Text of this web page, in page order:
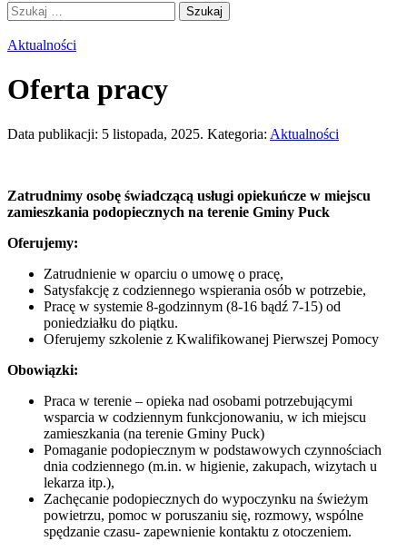
Szukaj:
Aktualności
Oferta pracy
Data publikacji: 5 listopada, 2025. Kategoria: Aktualności
Zatrudnimy osobę świadczącą usługi opiekuńcze w miejscu
zamieszkania podopiecznych na terenie Gminy Puck
Oferujemy:
Zatrudnienie w oparciu o umowę o pracę,
Satysfakcję z codziennego wspierania osób w potrzebie,
Pracę w systemie 8-godzinnym (8-16 bądź 7-15) od
poniedziałku do piątku.
Oferujemy szkolenie z Kwalifikowanej Pierwszej Pomocy
Obowiązki:
Praca w terenie – opieka nad osobami potrzebującymi
wsparcia w codziennym funkcjonowaniu, w ich miejscu
zamieszkania (na terenie Gminy Puck)
Pomaganie podopiecznym w podstawowych czynnościach
dnia codziennego (m.in. w higienie, zakupach, wizytach u
lekarza itp.),
Zachęcanie podopiecznych do wypoczynku na świeżym
powietrzu, pomoc w poruszaniu się, rozmowy, wspólne
spędzanie czasu- zapewnienie kontaktu z otoczeniem.